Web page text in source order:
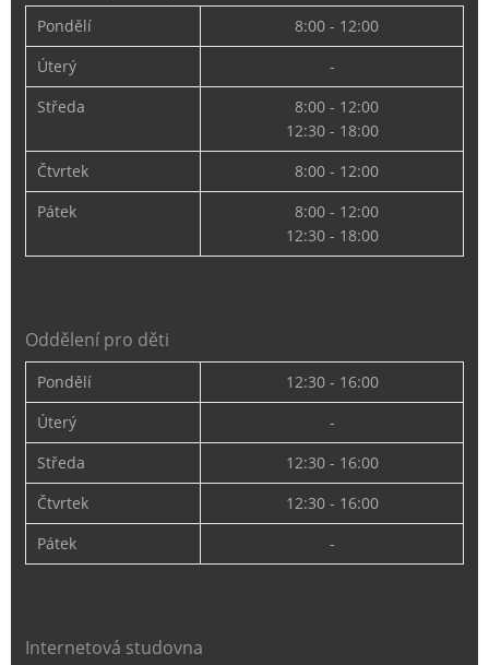
Pondělí
8:00 - 12:00
Úterý
-
Středa
8:00 - 12:00
12:30 - 18:00
Čtvrtek
8:00 - 12:00
Pátek
8:00 - 12:00
12:30 - 18:00
Oddělení pro děti
Pondělí
12:30 - 16:00
Úterý
-
Středa
12:30 - 16:00
Čtvrtek
12:30 - 16:00
Pátek
-
Internetová studovna